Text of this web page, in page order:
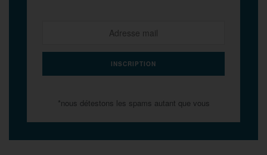
*nous détestons les spams autant que vous